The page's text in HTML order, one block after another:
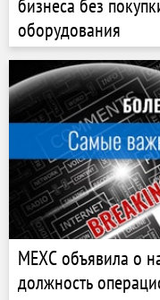
бизнеса без
оборудования
MEXC объявила о
должность